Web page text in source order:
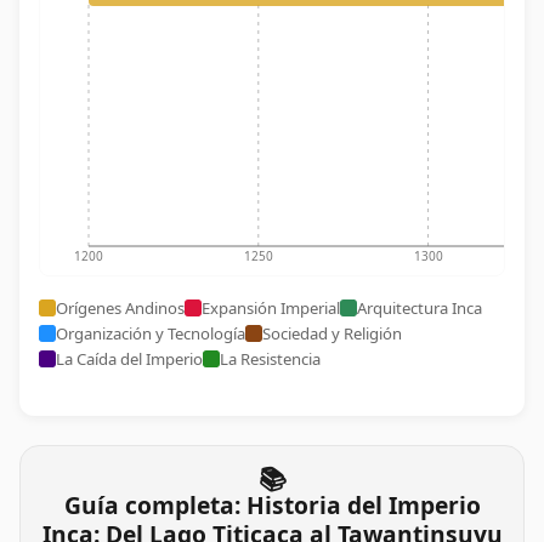
1200 1250 1300
Orígenes Andinos Expansión Imperial
Arquitectura Inca
Organización y Tecnología
Sociedad y Religión
La Caída del Imperio
La Resistencia
📚
Guía completa: Historia del Imperio
Inca: Del Lago Titicaca al Tawantinsuyu